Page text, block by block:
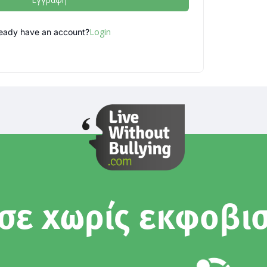
have an account?Login
χωρίς